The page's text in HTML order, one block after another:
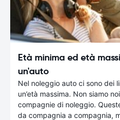
Età minima ed età
un'auto
Nel noleggio auto ci sono dei
un’età massima. Non siamo
compagnie di noleggio.
da compagnia a compagnia,